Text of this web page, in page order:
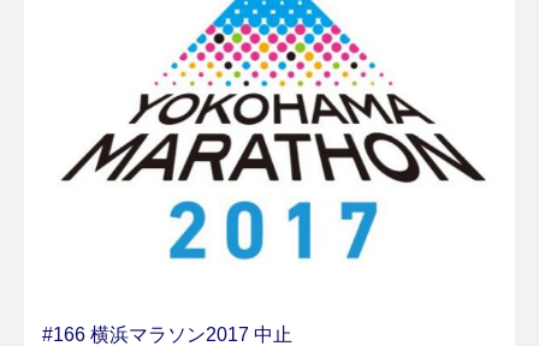
#166 横浜マラソン2017 中止